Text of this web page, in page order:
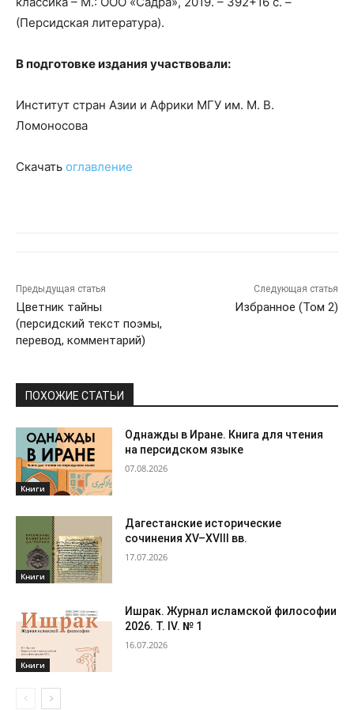
(Персидская литература).
В подготовке издания участвовали:
Институт стран Азии и Африки МГУ им. М. В.
Ломоносова
Скачать оглавление
Предыдущая статья
Цветник тайны
(персидский текст поэмы,
перевод, комментарий)
Следующая статья
Избранное (Том 2)
ПОХОЖИЕ СТАТЬИ
Книги
Однажды в Иране. Книга для чтения
на персидском языке
07.08.2026
Книги
Дагестанские исторические
сочинения XV–XVIII вв.
17.07.2026
Книги
Ишрак. Журнал исламской философии
2026. Т. IV. № 1
16.07.2026